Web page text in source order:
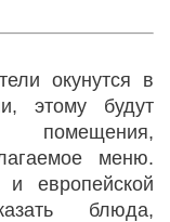
окунутся в
этому будут
помещения,
меню.
европейской
блюда,